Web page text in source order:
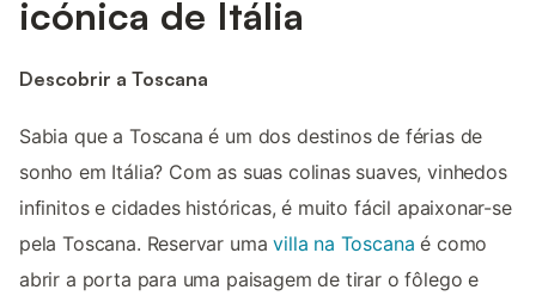
icónica de Itália
Descobrir a Toscana
Sabia que a Toscana é um dos destinos de férias de
sonho em Itália? Com as suas colinas suaves, vinhedos
infinitos e cidades históricas, é muito fácil apaixonar-se
pela Toscana. Reservar umavilla na Toscana é como
abrir a porta para uma paisagem de tirar o fôlego e